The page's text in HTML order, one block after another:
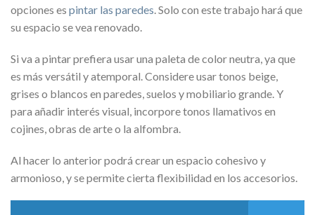
opciones es pintar las paredes. Solo con este trabajo hará que
su espacio se vea renovado.
Si va a pintar prefiera usar una paleta de color neutra, ya que
es más versátil y atemporal. Considere usar tonos beige,
grises o blancos en paredes, suelos y mobiliario grande. Y
para añadir interés visual, incorpore tonos llamativos en
cojines, obras de arte o la alfombra.
Al hacer lo anterior podrá crear un espacio cohesivo y
armonioso, y se permite cierta flexibilidad en los accesorios.